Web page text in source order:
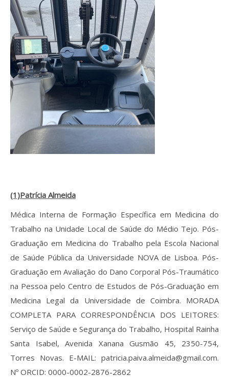
(1)Patrícia Almeida
Médica Interna de Formação Específica em Medicina do
Trabalho na Unidade Local de Saúde do Médio Tejo. Pós-
Graduação em Medicina do Trabalho pela Escola Nacional
de Saúde Pública da Universidade NOVA de Lisboa. Pós-
Graduação em Avaliação do Dano Corporal Pós-Traumático
na Pessoa pelo Centro de Estudos de Pós-Graduação em
Medicina Legal da Universidade de Coimbra. MORADA
COMPLETA PARA CORRESPONDÊNCIA DOS LEITORES:
Serviço de Saúde e Segurança do Trabalho, Hospital Rainha
Santa Isabel, Avenida Xanana Gusmão 45, 2350-754,
Torres Novas. E-MAIL: patricia.paiva.almeida@gmail.com.
Nº ORCID: 0000-0002-2876-2862